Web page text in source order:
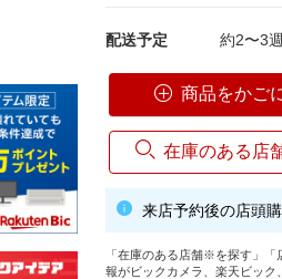
配送予定 約2〜3
商品をかご
在庫のある店
来店予約後の店頭
「在庫のある店舗※を探す」
報がビックカメラ、楽天ビック